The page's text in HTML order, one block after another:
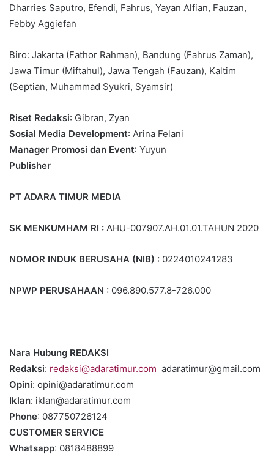
Dharries Saputro, Efendi, Fahrus, Yayan Alfian, Fauzan,
Febby Aggiefan
Biro: Jakarta (Fathor Rahman), Bandung (Fahrus Zaman),
Jawa Timur (Miftahul), Jawa Tengah (Fauzan), Kaltim
(Septian, Muhammad Syukri, Syamsir)
Riset Redaksi: Gibran, Zyan
Sosial Media Development: Arina Felani
Manager Promosi dan Event: Yuyun
Publisher
PT ADARA TIMUR MEDIA
SK MENKUMHAM RI : AHU-007907.AH.01.01.TAHUN 2020
NOMOR INDUK BERUSAHA (NIB) : 0224010241283
NPWP PERUSAHAAN : 096.890.577.8-726.000
Nara Hubung REDAKSI
Redaksi: redaksi@adaratimur.com adaratimur@gmail.com
Opini: opini@adaratimur.com
Iklan: iklan@adaratimur.com
Phone: 087750726124
CUSTOMER SERVICE
Whatsapp: 0818488899